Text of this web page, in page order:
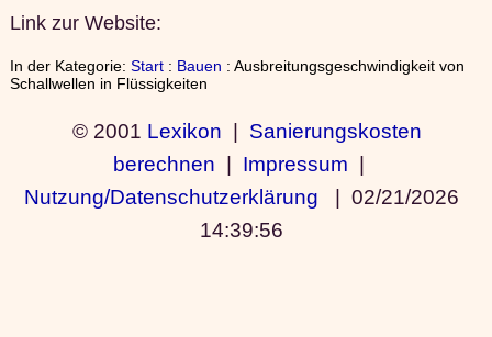
Link zur Website:
In der Kategorie: Start: Bauen : Ausbreitungsgeschwindigkeit von
Schallwellen in Flüssigkeiten
© 2001 Lexikon | Sanierungskosten
berechnen | Impressum |
Nutzung/Datenschutzerklärung | 02/21/2026
14:39:56